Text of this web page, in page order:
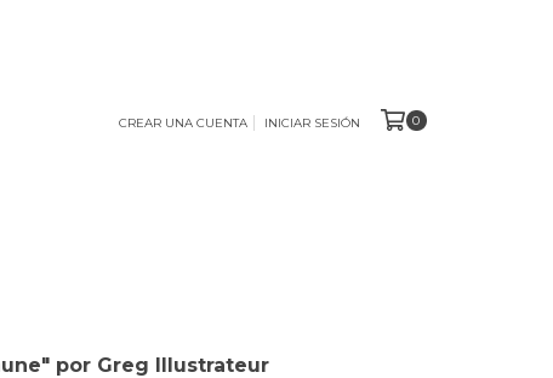
CREAR UNA CUENTA INICIAR SESIÓN 0
por Greg Illustrateur